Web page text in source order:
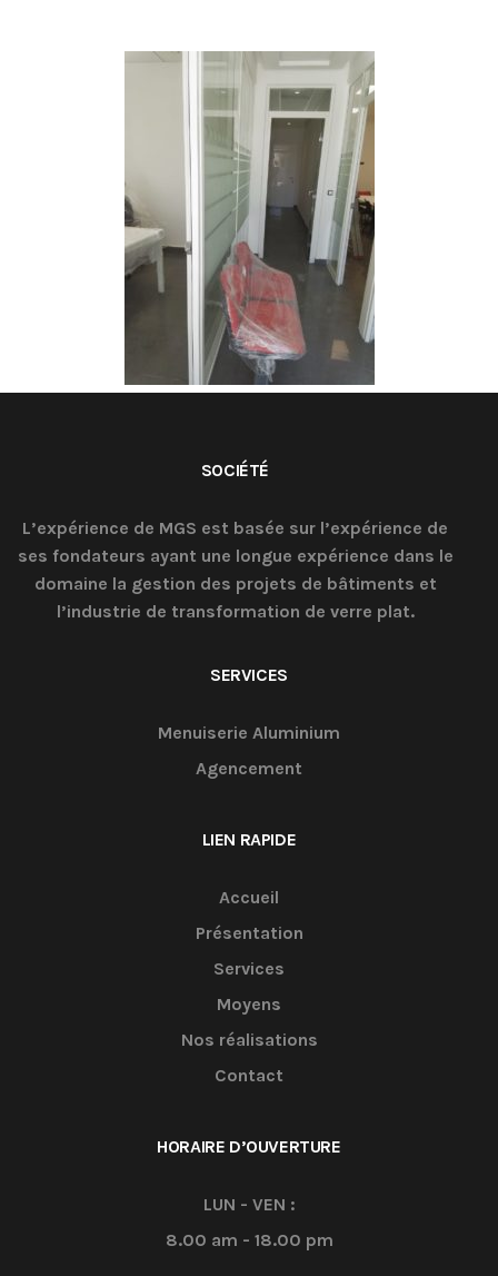
SOCIÉTÉ
L’expérience de MGS est basée sur l’expérience de
ses fondateurs ayant une longue expérience dans le
domaine la gestion des projets de bâtiments et
l’industrie de transformation de verre plat.
SERVICES
Menuiserie Aluminium
Agencement
LIEN RAPIDE
Accueil
Présentation
Services
Moyens
Nos réalisations
Contact
HORAIRE D’OUVERTURE
LUN - VEN :
8.00 am - 18.00 pm